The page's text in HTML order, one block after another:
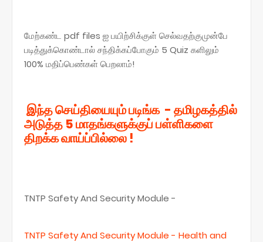
மேற்கண்ட pdf files ஐ பயிற்சிக்குள் செல்வதற்குமுன்பே
படித்துக்கொண்டால் சந்திக்கப்போகும் 5 Quiz களிலும்
100% மதிப்பெண்கள் பெறலாம்!
இந்த செய்தியையும் படிங்க - தமிழகத்தில்
அடுத்த 5 மாதங்களுக்குப் பள்ளிகளை
திறக்க வாய்ப்பில்லை !
TNTP Safety And Security Module -
TNTP Safety And Security Module - Health and